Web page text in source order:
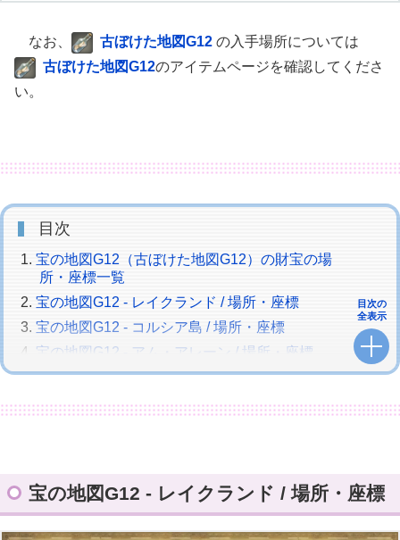
なお、 古ぼけた地図G12 の入手場所については
古ぼけた地図G12のアイテムページを確認してくださ
い。
目次
宝の地図G12（古ぼけた地図G12）の財宝の場
所・座標一覧
宝の地図G12 - レイクランド / 場所・座標
宝の地図G12 - コルシア島 / 場所・座標
宝の地図G12 - アム・アレーン / 場所・座標
宝の地図G12 - イル・メグ / 場所・座標
宝の地図G12 - ラケティカ大森林 / 場所・座標
FF14 全宝の地図の座標一覧
目次の
全表示
宝の地図G12 - レイクランド / 場所・座標